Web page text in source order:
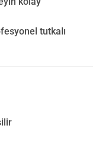
tutkalı